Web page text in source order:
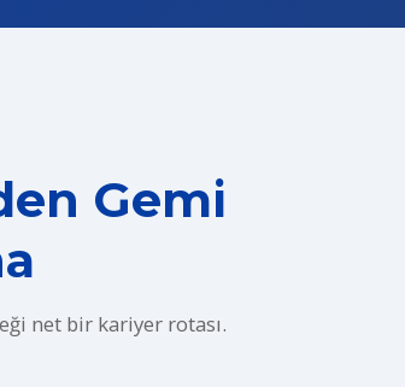
Gemi
net bir kariyer rotası.